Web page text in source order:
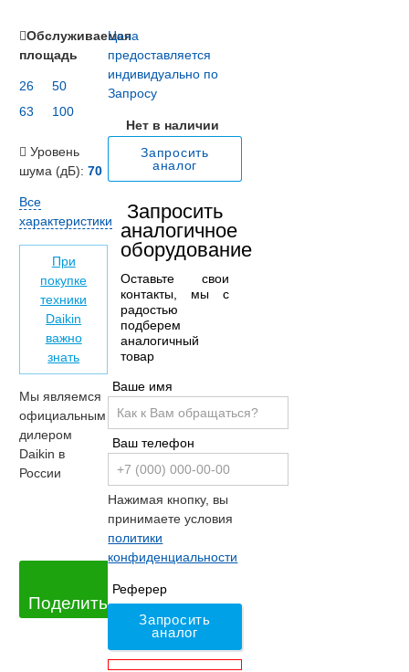
Цена
предоставляется
индивидуально по
Запросу
Нет в наличии
Запросить
аналог
Запросить
аналогичное
оборудование
Оставьте свои
контакты, мы с
радостью
подберем
аналогичный
товар
Ваше имя
Ваш телефон
Нажимая кнопку, вы
принимаете условия
политики
конфиденциальности
Реферер
Запросить
аналог
Обслуживаемая
площадь
26
50
63
100
Уровень
шума (дБ): 70
Все
характеристики
При
покупке
техники
Daikin
важно
знать
Мы являемся
официальным
дилером
Daikin в
России
Поделиться